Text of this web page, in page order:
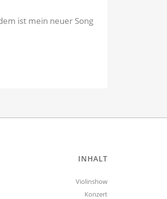
ist mein neuer Song
INHALT
Violinshow
Konzert